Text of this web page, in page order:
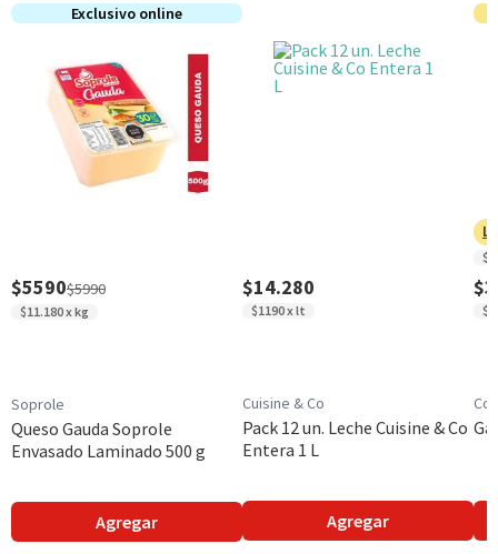
Característica Sustentable
Sin atributos sustentables declarados
Material
Celulosa, Polímero súper absorbente, Polietileno, Tela
no tejida, Papel tissue, Elásticos y Adhesivos
Talla
cubierta exterior tipo tela, cintura elástica, barreras
antidesbordes y suaviza olores.
Exclusivo online
$5590$5990
$11.180 x kg
Soprole
Queso Gauda Soprole
Envasado Laminado 500 g
Agregar
$14.280
$1190 x lt
Cuisine & Co
Pack 12 un. Leche Cuisine & Co
Entera 1 L
Agregar